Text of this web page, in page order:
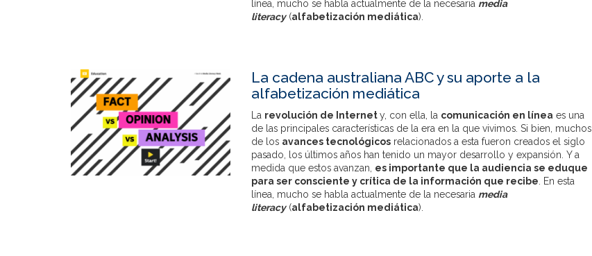
línea, mucho se habla actualmente de la necesaria media
literacy(alfabetización mediática).
La cadena australiana ABC y su aporte a la
alfabetización mediática
La revolución de Internety, con ella, la comunicación en línea es una
de las principales características de la era en la que vivimos. Si bien, muchos
de los avances tecnológicosrelacionados a esta fueron creados el siglo
pasado, los últimos años han tenido un mayor desarrollo y expansión. Y a
medida que estos avanzan, es importante que la audiencia se eduque
para ser consciente y crítica de la información que recibe. En esta
línea, mucho se habla actualmente de la necesaria media
literacy(alfabetización mediática).